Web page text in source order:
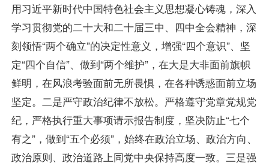
用习近平新时代中国特色社会主义思想凝心铸魂，深入
学习贯彻党的二十大和二十届三中、四中全会精神，深
刻领悟“两个确立”的决定性意义，增强“四个意识”、坚
定“四个自信”、做到“两个维护”，在大是大非面前旗帜
鲜明，在风浪考验面前无所畏惧，在各种诱惑面前立场
坚定。二是严守政治纪律不放松。严格遵守党章党规党
纪，严格执行重大事项请示报告制度，坚决防止“七个
有之”，做到“五个必须”，始终在政治立场、政治方向、
政治原则、政治道路上同党中央保持高度一致。三是强